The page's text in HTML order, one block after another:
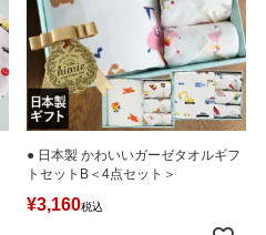
● 日本製 かわいいガーゼタオルギフ
トセットB＜4点セット＞
¥3,160税込